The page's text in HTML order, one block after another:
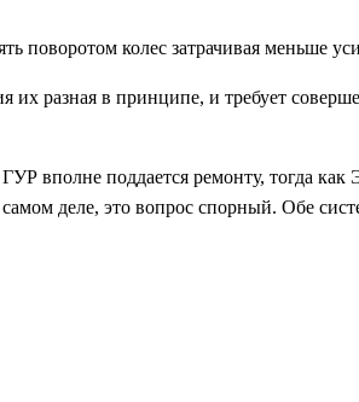
поворотом колес затрачивая меньше
их разная в принципе, и требует
вполне поддается ремонту, тогда
деле, это вопрос спорный. Обе